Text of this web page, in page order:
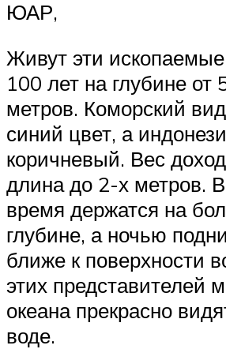
ЮАР,
Живут эти
100 лет на глубине от
метров. Коморский
синий цвет, а
коричневый. Вес
длина до 2-х метров.
время держатся на
глубине, а ночью
ближе к поверхности
этих представителей
океана прекрасно
воде.